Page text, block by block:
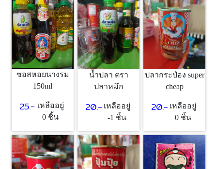
ซอสหอยนางรม
150ml
25.- เหลืออยู่
0 ชิ้น
น้ำปลา ตรา
ปลาหมึก
20.- เหลืออยู่
-1 ชิ้น
ปลากระป๋อง super
cheap
20.- เหลืออยู่
0 ชิ้น